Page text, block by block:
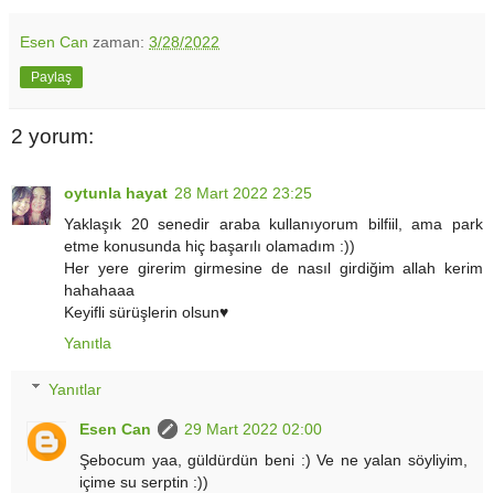
Esen Can zaman: 3/28/2022
Paylaş
2 yorum:
oytunla hayat 28 Mart 2022 23:25
Yaklaşık 20 senedir araba kullanıyorum bilfiil, ama park
etme konusunda hiç başarılı olamadım :))
Her yere girerim girmesine de nasıl girdiğim allah kerim
hahahaaa
Keyifli sürüşlerin olsun♥
Yanıtla
Yanıtlar
Esen Can
29 Mart 2022 02:00
Şebocum yaa, güldürdün beni :) Ve ne yalan söyliyim,
içime su serptin :))